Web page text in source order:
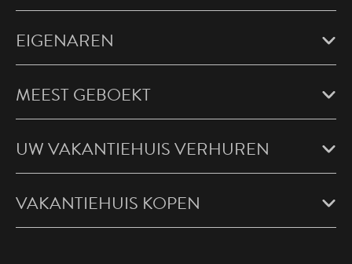
EIGENAREN
MEEST GEBOEKT
UW VAKANTIEHUIS VERHUREN
VAKANTIEHUIS KOPEN